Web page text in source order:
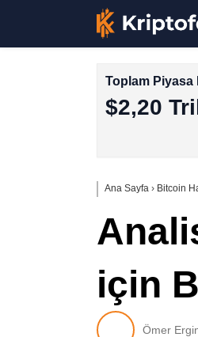
Toplam Piyasa
$2,20
Ana Sayfa › Bitcoin
için
Ömer